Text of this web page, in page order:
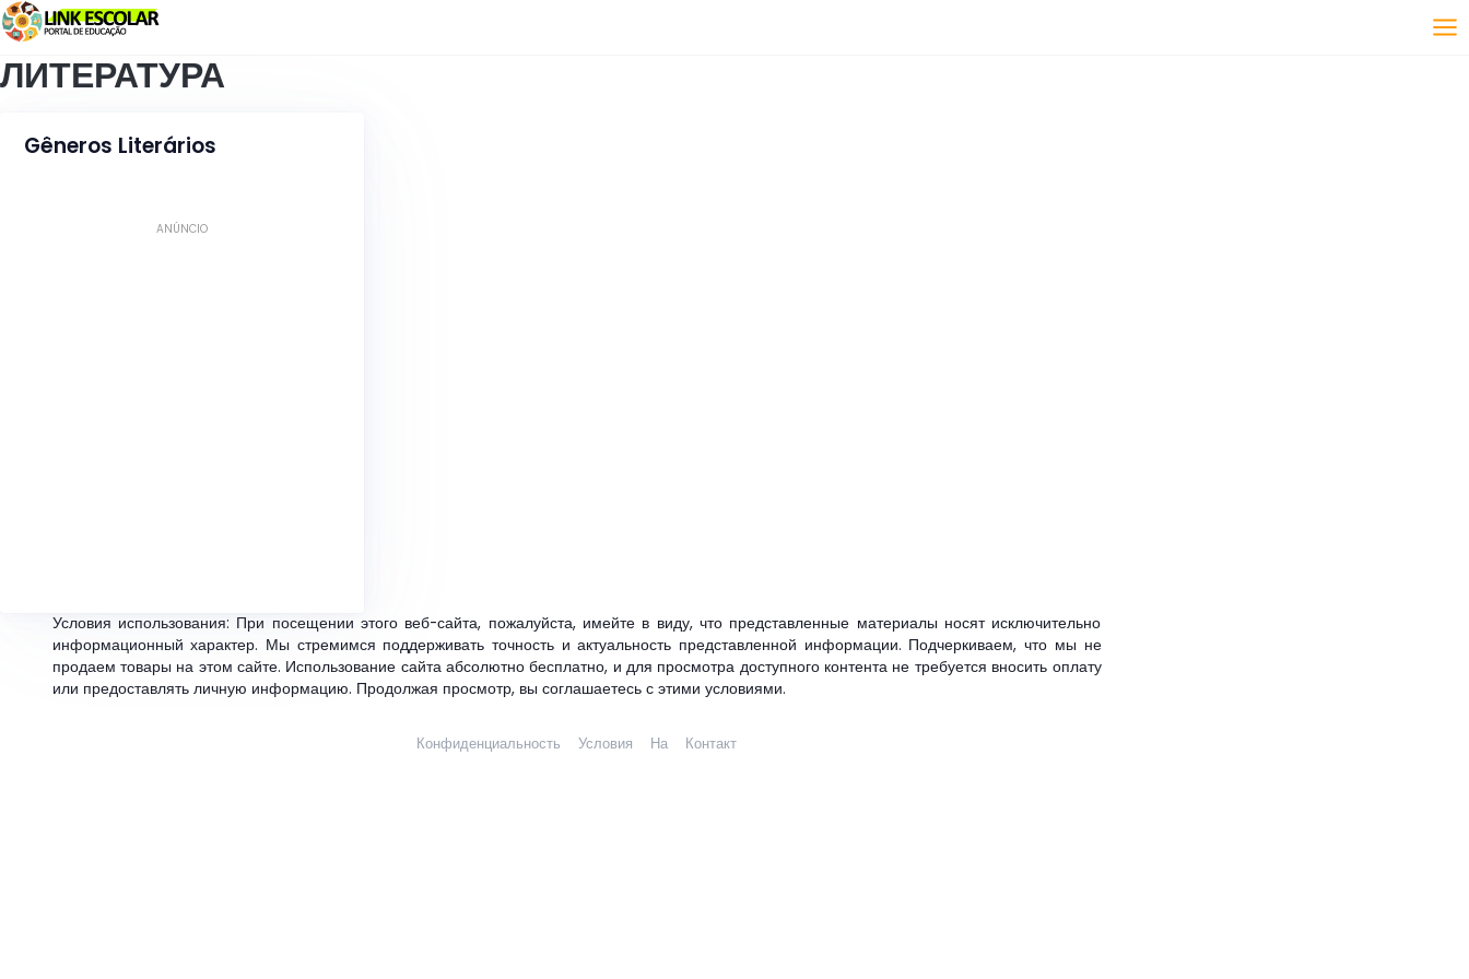
Связь
ЛИТЕРАТУРА
Gêneros Literários
ANÚNCIO
Условия использования: При посещении этого веб-сайта, пожалуйста, имейте в виду, что представленные материалы носят исключительно
информационный характер. Мы стремимся поддерживать точность и актуальность представленной информации. Подчеркиваем, что мы не
продаем товары на этом сайте. Использование сайта абсолютно бесплатно, и для просмотра доступного контента не требуется вносить оплату
или предоставлять личную информацию. Продолжая просмотр, вы соглашаетесь с этими условиями.
Конфиденциальность Условия На Контакт